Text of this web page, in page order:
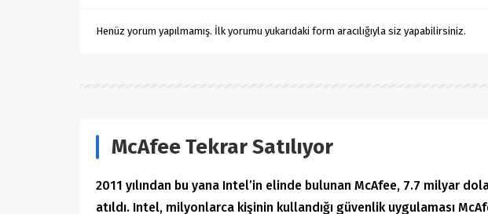
Henüz yorum yapılmamış. İlk yorumu yukarıdaki form aracılığıyla siz yapabilirsiniz.
McAfee Tekrar Satılıyor
2011 yılından bu yana Intel’in elinde bulunan McAfee, 7.7 milyar
atıldı. Intel, milyonlarca kişinin kullandığı güvenlik uygulaması